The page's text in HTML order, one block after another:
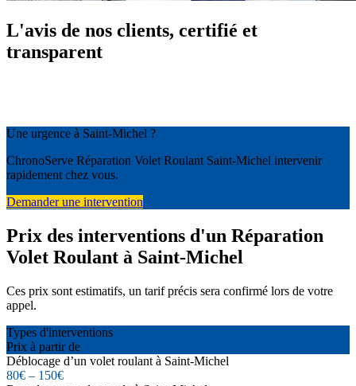
L'avis de nos clients, certifié et
transparent
Une urgence à Saint-Michel ?
ChronoServe Réparation Volet Roulant Saint-Michel intervenir
rapidement chez vous.
Demander une intervention
Prix des interventions d'un Réparation
Volet Roulant à Saint-Michel
Ces prix sont estimatifs, un tarif précis sera confirmé lors de votre
appel.
Types d'interventions
Prix à partir de
Déblocage d’un volet roulant à Saint-Michel
80€ – 150€